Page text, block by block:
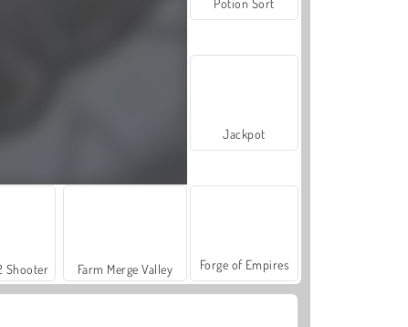
Shooter Farm Merge Valley
Potion Sort
Jackpot
Forge of Empires